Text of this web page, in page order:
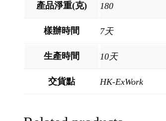
產品淨重(克) 180
樣辦時間 7天
生產時間 10天
交貨點 HK-ExWork